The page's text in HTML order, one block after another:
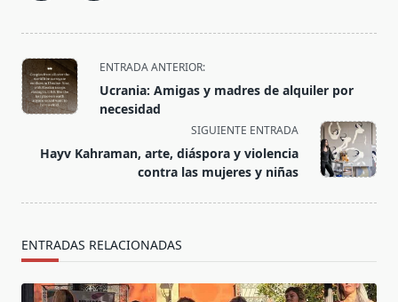
<span
class="nav-
subtitle
reader-
text">Página</span>
ENTRADA ANTERIOR:
Ucrania: Amigas y madres de alquiler por
necesidad
SIGUIENTE ENTRADA
Hayv Kahraman, arte, diáspora y violencia
contra las mujeres y niñas
ENTRADAS RELACIONADAS